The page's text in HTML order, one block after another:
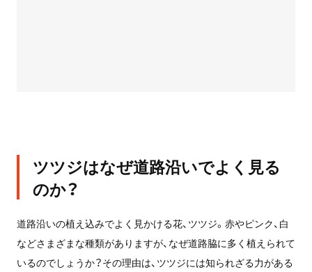
ツツジはなぜ道路沿いでよく見る
のか？
道路沿いの植え込みでよく見かける花、ツツジ。赤やピンク、白
などさまざまな種類がありますが、なぜ道路脇に多く植えられて
いるのでしょうか？その理由は、ツツジには知られざる力がある